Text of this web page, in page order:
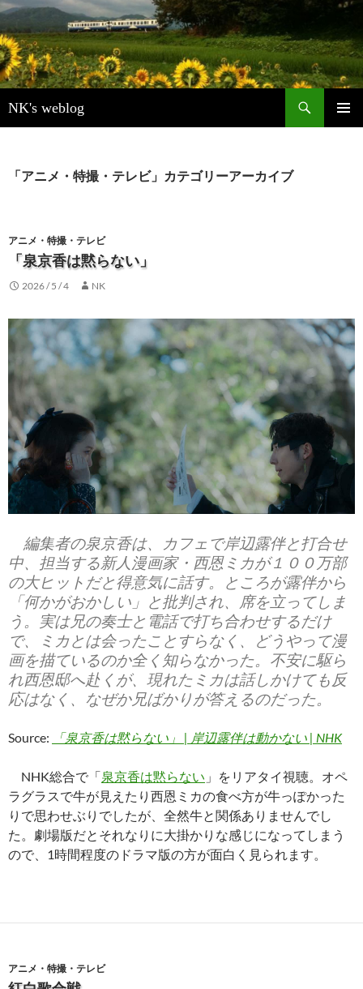
NK's weblog
索
ン
キ
ッ
「アニメ・特撮・テレビ」カテゴリーアーカイブ
アニメ・特撮・テレビ
「泉京香は黙らない」
2026 / 5 / 4 NK
編集者の泉京香は、カフェで岸辺露伴と打合せ
中、担当する新人漫画家・西恩ミカが１００万部
の大ヒットだと得意気に話す。ところが露伴から
「何かがおかしい」と批判され、席を立ってしま
う。実は兄の奏士と電話で打ち合わせするだけ
で、ミカとは会ったことすらなく、どうやって漫
画を描ているのか全く知らなかった。不安に駆ら
れ西恩邸へ赴くが、現れたミカは話しかけても反
応はなく、なぜか兄ばかりが答えるのだった。
Source: 「泉京香は黙らない」 | 岸辺露伴は動かない | NHK
NHK総合で「泉京香は黙らない 」をリアタイ視聴。オペ
ラグラスで牛が見えたり西恩ミカの食べ方が牛っぽかった
りで思わせぶりでしたが、全然牛と関係ありませんでし
た。劇場版だとそれなりに大掛かりな感じになってしまう
ので、1時間程度のドラマ版の方が面白く見られます。
アニメ・特撮・テレビ